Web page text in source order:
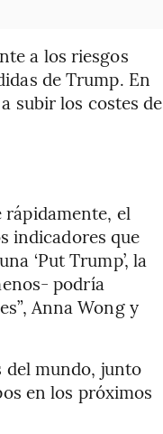
a los riesgos
de Trump. En
subir los costes de
rápidamente, el
indicadores que
‘Put Trump’, la
podría
Anna Wong y
del mundo, junto
en los próximos